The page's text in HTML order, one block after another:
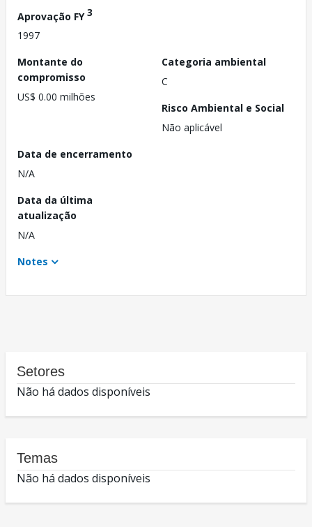
Aprovação FY3
1997
Montante do
compromisso
US$ 0.00 milhões
Categoria ambiental
C
Risco Ambiental e Social
Não aplicável
Data de encerramento
N/A
Data da última
atualização
N/A
Notes
Setores
Não há dados disponíveis
Temas
Não há dados disponíveis